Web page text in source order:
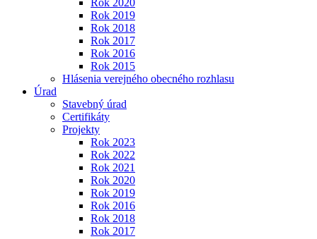
Rok 2020
Rok 2019
Rok 2018
Rok 2017
Rok 2016
Rok 2015
Hlásenia verejného obecného rozhlasu
Úrad
Stavebný úrad
Certifikáty
Projekty
Rok 2023
Rok 2022
Rok 2021
Rok 2020
Rok 2019
Rok 2016
Rok 2018
Rok 2017